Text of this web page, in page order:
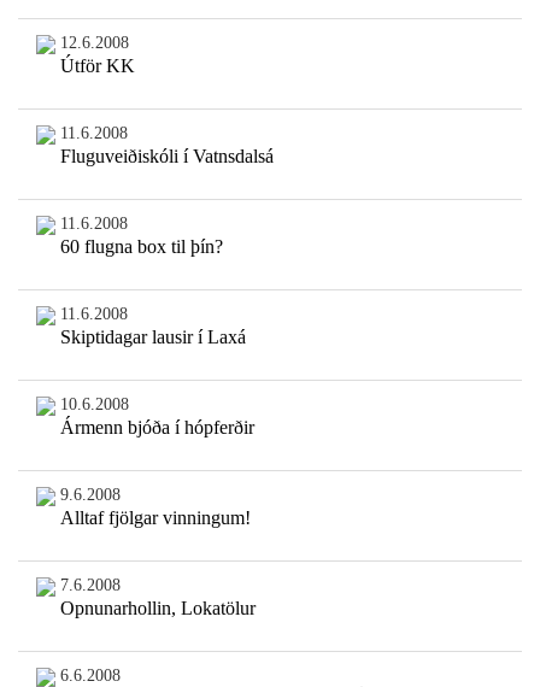
12.6.2008
Útför KK
11.6.2008
Fluguveiðiskóli í Vatnsdalsá
11.6.2008
60 flugna box til þín?
11.6.2008
Skiptidagar lausir í Laxá
10.6.2008
Ármenn bjóða í hópferðir
9.6.2008
Alltaf fjölgar vinningum!
7.6.2008
Opnunarhollin, Lokatölur
6.6.2008